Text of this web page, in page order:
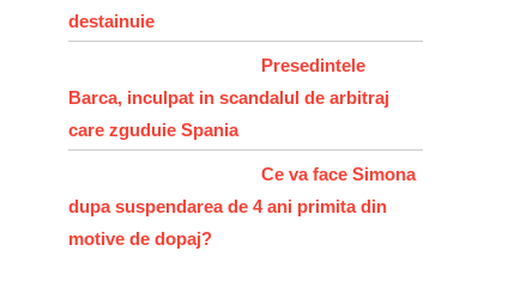
destainuie
Presedintele
Barca, inculpat in scandalul de arbitraj
care zguduie Spania
Ce va face Simona
dupa suspendarea de 4 ani primita din
motive de dopaj?